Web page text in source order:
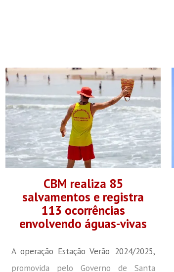
CBM realiza 85
salvamentos e registra
113 ocorrências
envolvendo águas-vivas
A operação Estação Verão 2024/2025,
promovida pelo Governo de Santa